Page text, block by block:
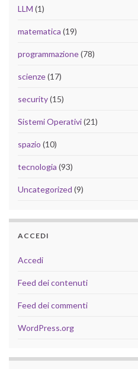
LLM (1)
matematica (19)
programmazione(78)
scienze(17)
security(15)
Sistemi Operativi(21)
spazio (10)
tecnologia (93)
Uncategorized (9)
ACCEDI
Accedi
Feed dei contenuti
Feed dei commenti
WordPress.org